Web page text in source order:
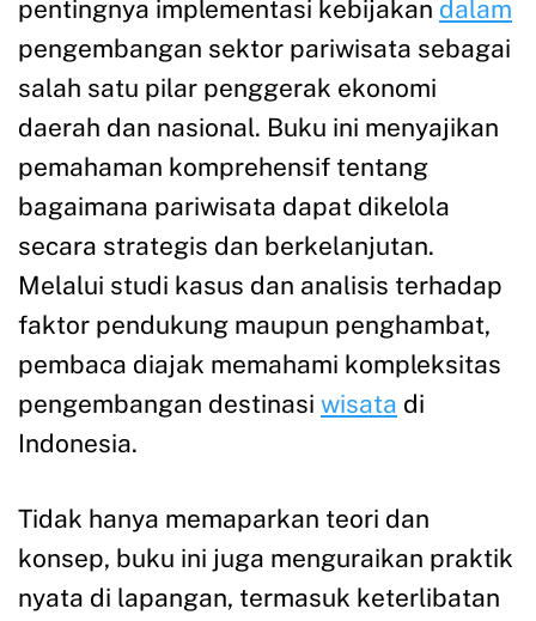
pentingnya implementasi kebijakan dalam
pengembangan sektor pariwisata sebagai
salah satu pilar penggerak ekonomi
daerah dan nasional. Buku ini menyajikan
pemahaman komprehensif tentang
bagaimana pariwisata dapat dikelola
secara strategis dan berkelanjutan.
Melalui studi kasus dan analisis terhadap
faktor pendukung maupun penghambat,
pembaca diajak memahami kompleksitas
pengembangan destinasi wisata di
Indonesia.
Tidak hanya memaparkan teori dan
konsep, buku ini juga menguraikan praktik
nyata di lapangan, termasuk keterlibatan